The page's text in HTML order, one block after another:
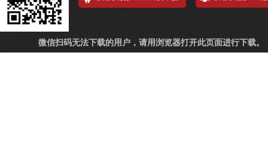
微信扫码无法下载的用户，请用浏览器打开此页面进行下载。